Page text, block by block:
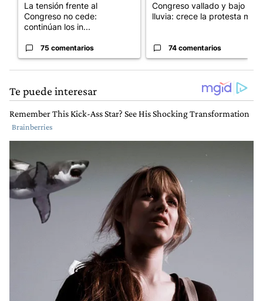
La tensión frente al
Congreso no cede:
continúan los in...
75 comentarios
Congreso vallado y bajo la
lluvia: crece la protesta mi...
74 comentarios